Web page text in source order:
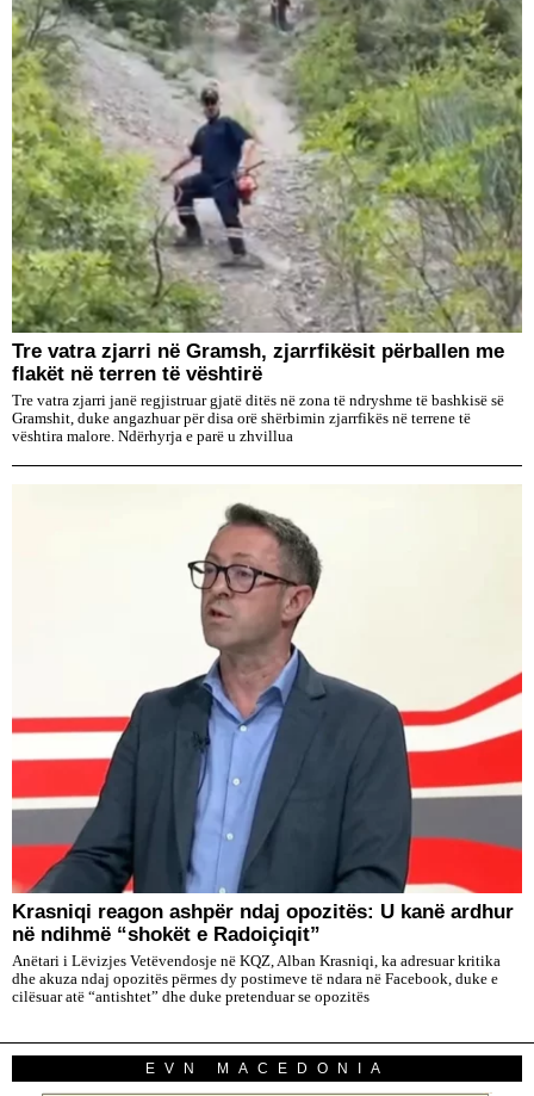
Tre vatra zjarri në Gramsh, zjarrfikësit përballen me
flakët në terren të vështirë
Tre vatra zjarri janë regjistruar gjatë ditës në zona të ndryshme të bashkisë së
Gramshit, duke angazhuar për disa orë shërbimin zjarrfikës në terrene të
vështira malore. Ndërhyrja e parë u zhvillua
​Krasniqi reagon ashpër ndaj opozitës: U kanë ardhur
në ndihmë “shokët e Radoiçiqit”
Anëtari i Lëvizjes Vetëvendosje në KQZ, Alban Krasniqi, ka adresuar kritika
dhe akuza ndaj opozitës përmes dy postimeve të ndara në Facebook, duke e
cilësuar atë “antishtet” dhe duke pretenduar se opozitës
EVN MACEDONIA